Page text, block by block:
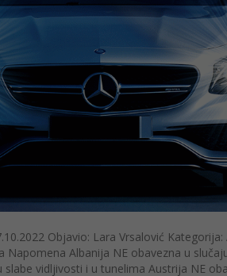
Objavio: Lara Vrsalović
Albanija NE obavezna u
vidljivosti i u tunelima Austrija NE